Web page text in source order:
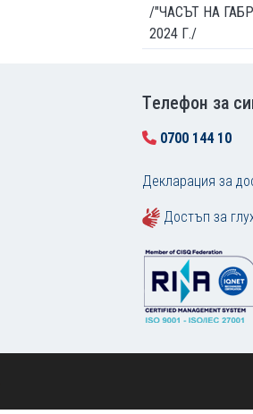
/"ЧАСЪТ НА
2024 Г./
Tелефон за
0700 144 10
Декларация за
Достъп за